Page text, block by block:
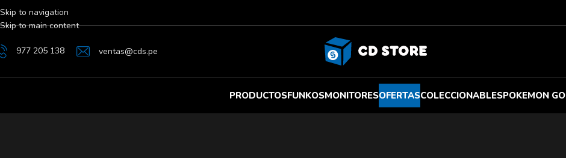
Skip to navigation
Skip to main content
977 205 138 ventas@cds.pe
PRODUCTOSFUNKOSMONITORESOFERTASCOLECCIONABLESPOKEMON GO